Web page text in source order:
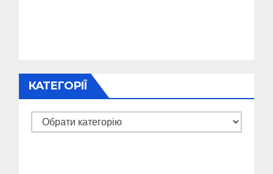
КАТЕГОРІЇ
Категорії